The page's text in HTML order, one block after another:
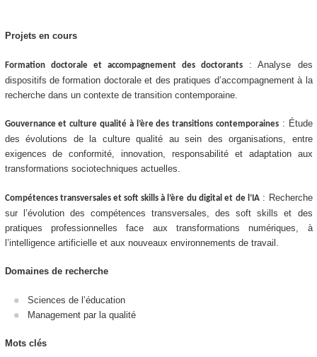
Projets en cours
Formation doctorale et accompagnement des doctorants : Analyse des
dispositifs de formation doctorale et des pratiques d’accompagnement à la
recherche dans un contexte de transition contemporaine.
Gouvernance et culture qualité à l’ère des transitions contemporaines: Étude
des évolutions de la culture qualité au sein des organisations, entre
exigences de conformité, innovation, responsabilité et adaptation aux
transformations sociotechniques actuelles.
Compétences transversales et soft skills à l’ère du digital et de l’IA: Recherche
sur l’évolution des compétences transversales, des soft skills et des
pratiques professionnelles face aux transformations numériques, à
l’intelligence artificielle et aux nouveaux environnements de travail.
Domaines de recherche
Sciences de l’éducation
Management par la qualité
Mots clés